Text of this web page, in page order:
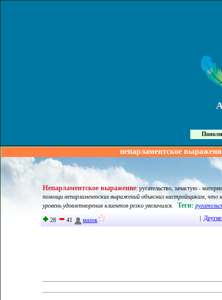
непарламентское
Непарламентское выражение: ругательство, зачастую -
помощи непарламентских выражений объяснил настройщикам, что
уровень удовлетворения клиентов резко увеличился.
Теги:
28 41 мазок